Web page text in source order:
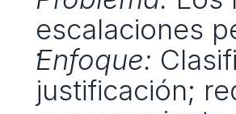
escalaciones
Enfoque:
justificación;